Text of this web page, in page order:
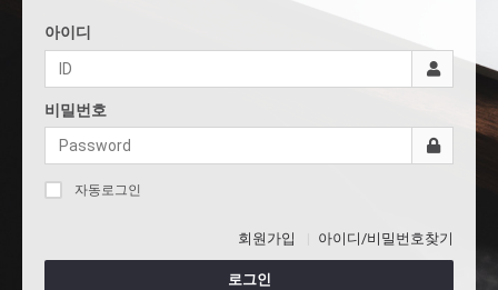
아이디
비밀번호
자동로그인
회원가입 아이디/비밀번호찾기
로그인